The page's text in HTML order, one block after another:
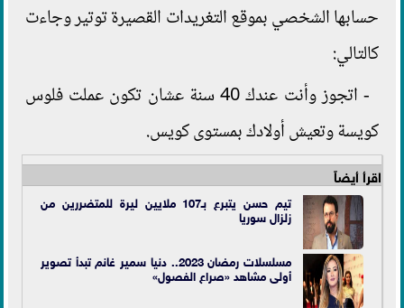
حسابها الشخصي بموقع التغريدات القصيرة توتير وجاءت
كالتالي:
- اتجوز وأنت عندك 40 سنة عشان تكون عملت فلوس
كويسة وتعيش أولادك بمستوى كويس.
اقرأ أيضاً
تيم حسن يتبرع بـ107 ملايين ليرة للمتضررين من
زلزال سوريا
مسلسلات رمضان 2023.. دنيا سمير غانم تبدأ تصوير
أولى مشاهد «صراع الفصول»